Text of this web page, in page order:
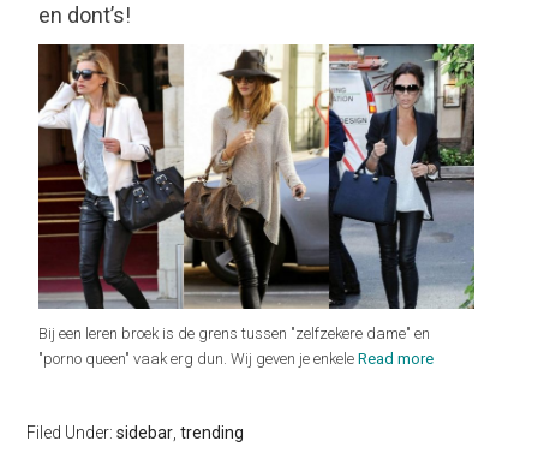
en dont’s!
Bij een leren broek is de grens tussen "zelfzekere dame" en
"porno queen" vaak erg dun. Wij geven je enkeleRead more
Filed Under:sidebar ,trending